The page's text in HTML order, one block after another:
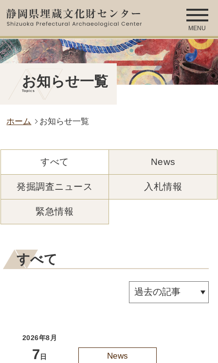
MENU
お知らせ一覧
Topics
ホーム お知らせ一覧
すべて News
発掘調査ニュース 入札情報
緊急情報
すべて
2026年8月
7 日 News